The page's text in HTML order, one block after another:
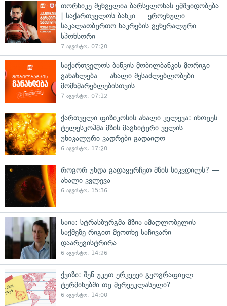
თორნიკე შენგელია ბარსელონას ემშვიდობება
| საქართველოს ბანკი — ეროვნული
საკალათბურთო ნაკრების გენერალური
სპონსორი
7 აგვისტო, 07:20
საქართველოს ბანკის მობილბანკის მორიგი
განახლება — ახალი შესაძლებლობები
მომხმარებლებისთვის
7 აგვისტო, 07:12
ქართველი ფიზიკოსის ახალი კვლევა: ინოუეს
ტელესკოპმა მზის მაგნიტური ველის
უნიკალური კადრები გადაიღო
6 აგვისტო, 17:20
როგორ უნდა გადავურჩეთ მზის სიკვდილს? —
ახალი კვლევა
6 აგვისტო, 15:36
საია: სტრასბურგმა მზია ამაღლობელის
საქმეზე რიგით მეოთხე საჩივარი
დაარეგისტრირა
6 აგვისტო, 14:26
ქვიზი: შენ უკეთ ერკვევი გეოგრაფიულ
ტერმინებში თუ მერვეკლასელი?
6 აგვისტო, 14:00